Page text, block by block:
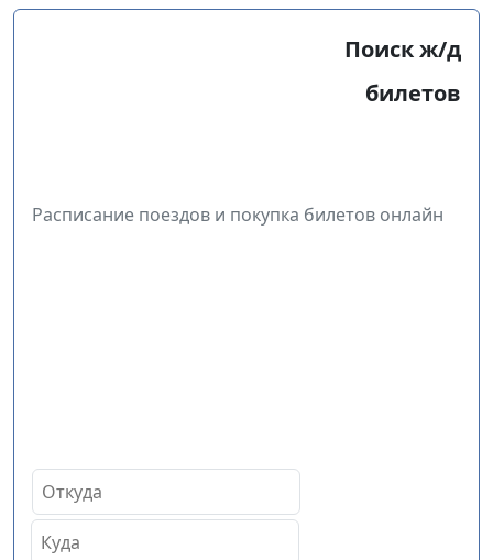
Поиск ж/д
билетов
Расписание поездов и покупка билетов онлайн